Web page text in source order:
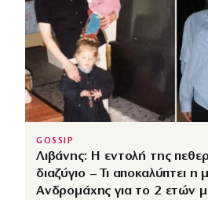
GOSSIP
Λιβάνης: Η εντολή της
διαζύγιο – Τι αποκαλύπτει η
Ανδρομάχης για το 2 ετών